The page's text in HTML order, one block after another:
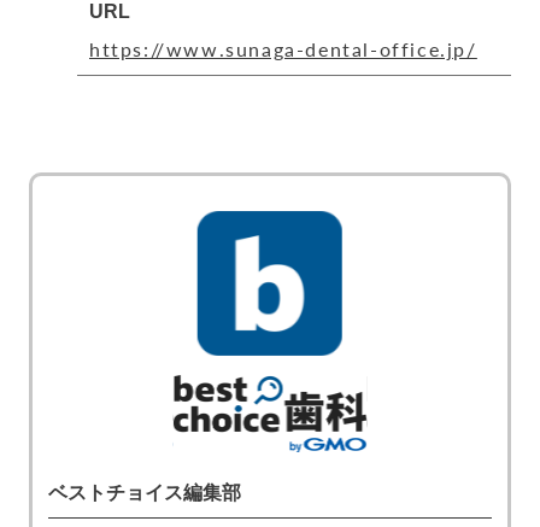
URL
https://www.sunaga-dental-office.jp/
ベストチョイス編集部